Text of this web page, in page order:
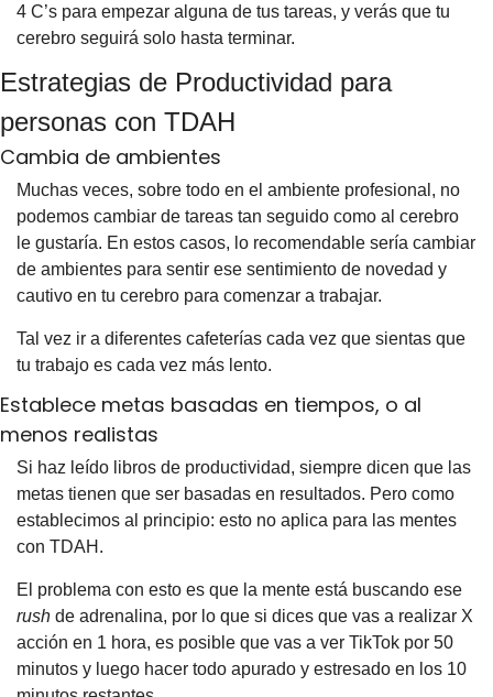
4 C’s para empezar alguna de tus tareas, y verás que tu
cerebro seguirá solo hasta terminar.
Estrategias de Productividad para
personas con TDAH
Cambia de ambientes
Muchas veces, sobre todo en el ambiente profesional, no
podemos cambiar de tareas tan seguido como al cerebro
le gustaría. En estos casos, lo recomendable sería cambiar
de ambientes para sentir ese sentimiento de novedad y
cautivo en tu cerebro para comenzar a trabajar.
Tal vez ir a diferentes cafeterías cada vez que sientas que
tu trabajo es cada vez más lento.
Establece metas basadas en tiempos, o al
menos realistas
Si haz leído libros de productividad, siempre dicen que las
metas tienen que ser basadas en resultados. Pero como
establecimos al principio: esto no aplica para las mentes
con TDAH.
rush de adrenalina, por lo que si dices que vas a realizar X
acción en 1 hora, es posible que vas a ver TikTok por 50
minutos y luego hacer todo apurado y estresado en los 10